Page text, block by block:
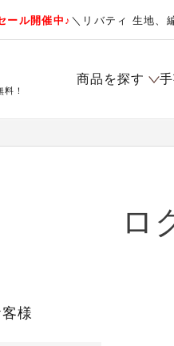
ール開催中♪＼リバティ 生地、
！
商品を探す
ロ
様